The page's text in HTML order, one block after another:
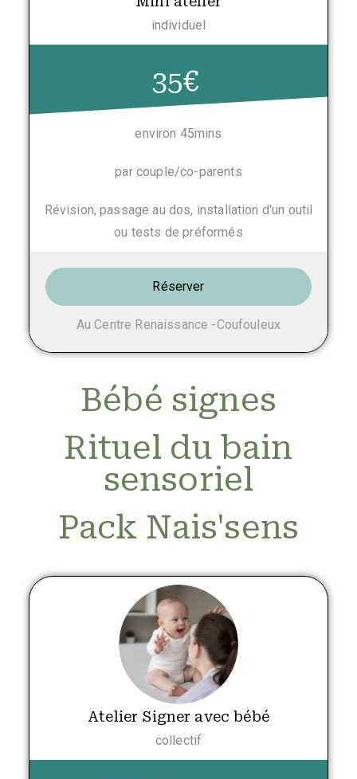
individuel
35€
environ 45mins
par couple/co-parents
Révision, passage au dos, installation d'un outil
ou tests de préformés
Réserver
Au Centre Renaissance -Coufouleux
Bébé signes
Rituel du bain
sensoriel
Pack Nais'sens
Atelier Signer avec bébé
collectif